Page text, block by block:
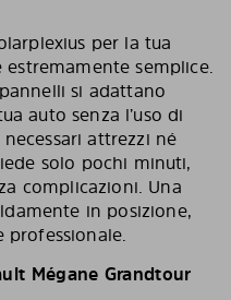
per la tua
semplice.
si adattano
auto senza l’uso di
attrezzi né
solo pochi minuti,
complicazioni. Una
in posizione,
Mégane Grandtour